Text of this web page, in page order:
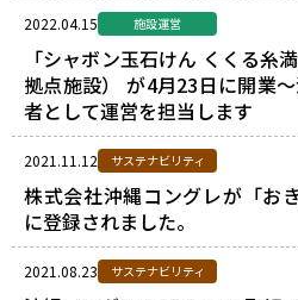
2022.04.15 施設運営
「シャボン玉石けん くくる糸
拠点施設） が4月23日に開業
者として運営を担当します
2021.11.12 サステナビリティ
株式会社沖縄コングレが「お
に登録されました。
2021.08.23 サステナビリティ